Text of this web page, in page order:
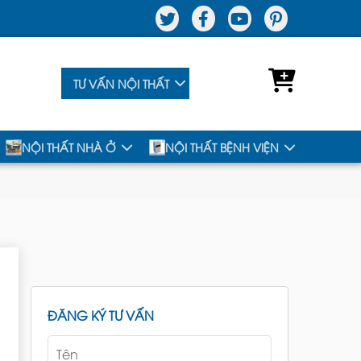
TƯ VẤN NỘI THẤT
NỘI THẤT NHÀ Ở NỘI THẤT BỆNH VIỆN
ĐĂNG KÝ TƯ VẤN